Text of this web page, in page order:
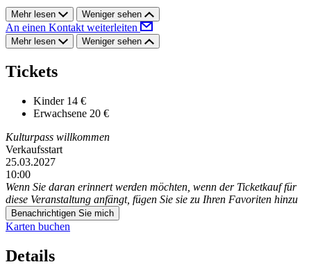
Mehr lesen Weniger sehen
An einen Kontakt weiterleiten
Mehr lesen Weniger sehen
Tickets
Kinder 14 €
Erwachsene 20 €
Kulturpass willkommen
Verkaufsstart
25.03.2027
10:00
Wenn Sie daran erinnert werden möchten, wenn der Ticketkauf für
diese Veranstaltung anfängt, fügen Sie sie zu Ihren Favoriten hinzu
Benachrichtigen Sie mich
Karten buchen
Details